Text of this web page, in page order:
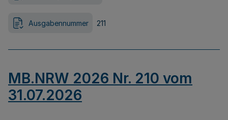
Ausgabennummer 211
MB.NRW 2026 Nr. 210 vom
31.07.2026